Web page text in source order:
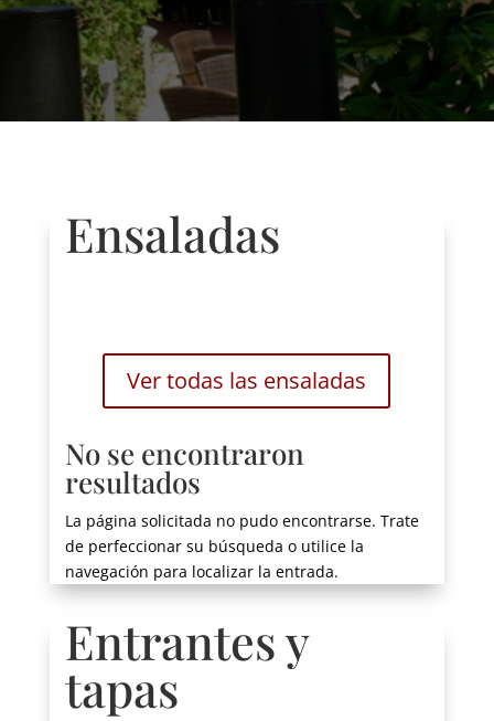
Ensaladas
Ver todas las ensaladas
No se encontraron
resultados
La página solicitada no pudo encontrarse. Trate
de perfeccionar su búsqueda o utilice la
navegación para localizar la entrada.
Entrantes y
tapas